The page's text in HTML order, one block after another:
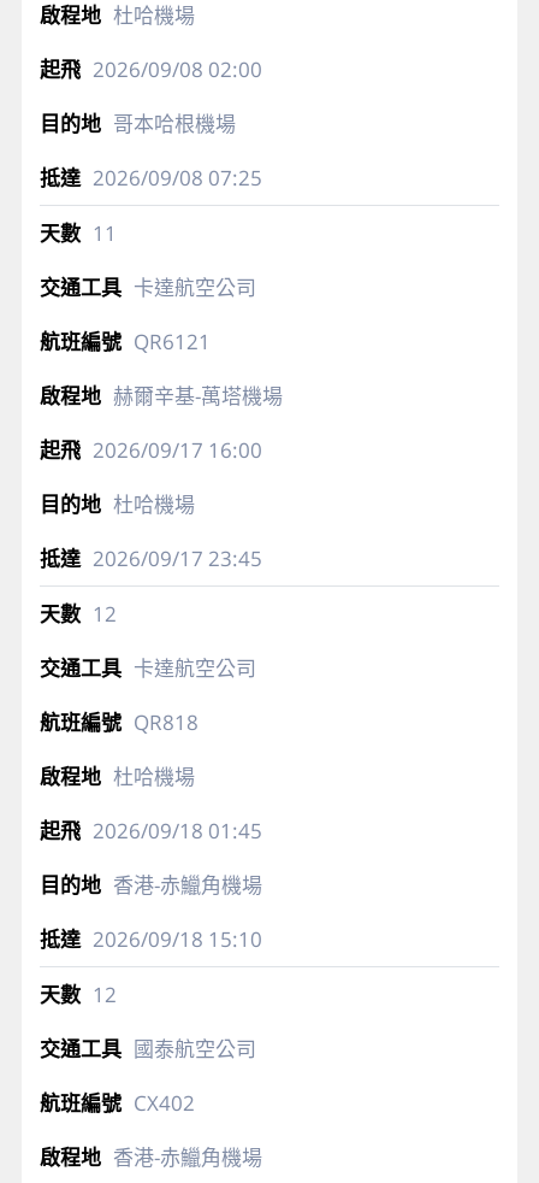
杜哈機場
2026/09/08 02:00
哥本哈根機場
2026/09/08 07:25
11
卡達航空公司
QR6121
赫爾辛基-萬塔機場
2026/09/17 16:00
杜哈機場
2026/09/17 23:45
12
卡達航空公司
QR818
杜哈機場
2026/09/18 01:45
香港-赤鱲角機場
2026/09/18 15:10
12
國泰航空公司
CX402
香港-赤鱲角機場